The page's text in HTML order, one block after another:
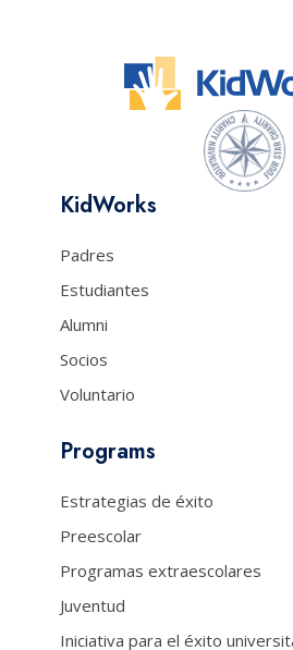
KidWorks
Padres
Estudiantes
Alumni
Socios
Voluntario
Programs
Estrategias de éxito
Preescolar
Programas extraescolares
Juventud
Iniciativa para el éxito